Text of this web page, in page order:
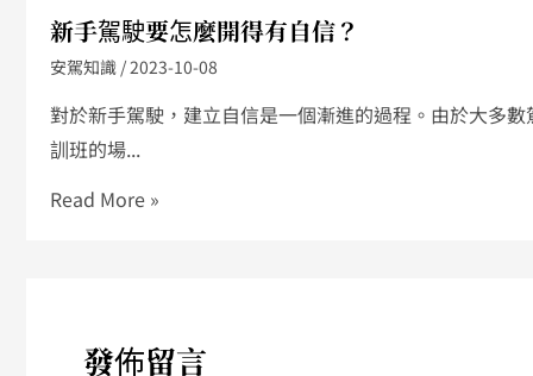
新手駕駛要怎麼開得有自信？
安駕知識 /2023-10-08
對於新手駕駛，建立自信是一個漸進的過程。由於大多數
訓班的場...
Read More »
發佈留言